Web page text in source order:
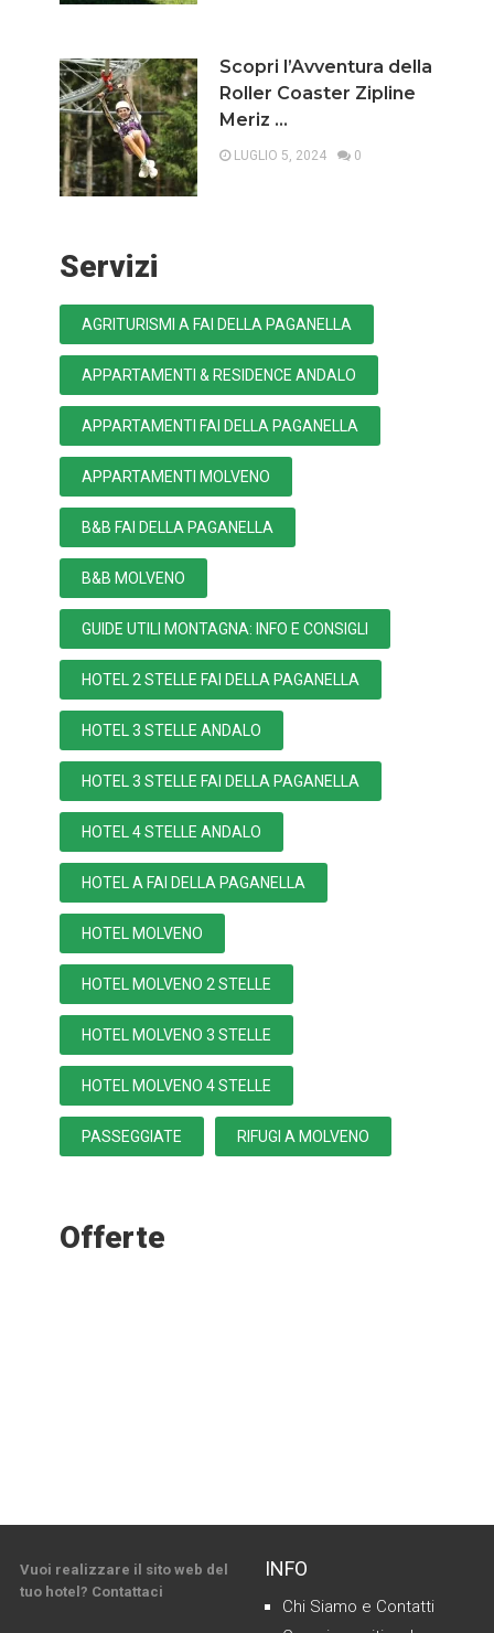
Scopri l’Avventura della
Roller Coaster Zipline
Meriz …
LUGLIO 5, 2024 0
Servizi
AGRITURISMI A FAI DELLA PAGANELLA
APPARTAMENTI & RESIDENCE ANDALO
APPARTAMENTI FAI DELLA PAGANELLA
APPARTAMENTI MOLVENO
B&B FAI DELLA PAGANELLA
B&B MOLVENO
GUIDE UTILI MONTAGNA: INFO E CONSIGLI
HOTEL 2 STELLE FAI DELLA PAGANELLA
HOTEL 3 STELLE ANDALO
HOTEL 3 STELLE FAI DELLA PAGANELLA
HOTEL 4 STELLE ANDALO
HOTEL A FAI DELLA PAGANELLA
HOTEL MOLVENO
HOTEL MOLVENO 2 STELLE
HOTEL MOLVENO 3 STELLE
HOTEL MOLVENO 4 STELLE
PASSEGGIATE RIFUGI A MOLVENO
Offerte
Vuoi realizzare il sito web del
tuo hotel? Contattaci
INFO
Chi Siamo e Contatti